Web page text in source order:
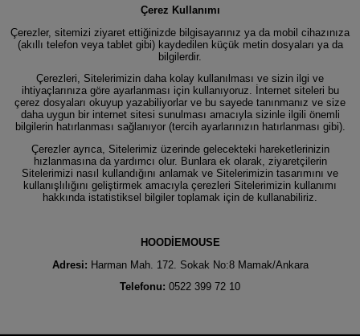
Çerez Kullanımı
Çerezler, sitemizi ziyaret ettiğinizde bilgisayarınız ya da mobil cihazınıza
(akıllı telefon veya tablet gibi) kaydedilen küçük metin dosyaları ya da
bilgilerdir.
Çerezleri, Sitelerimizin daha kolay kullanılması ve sizin ilgi ve
ihtiyaçlarınıza göre ayarlanması için kullanıyoruz. İnternet siteleri bu
çerez dosyaları okuyup yazabiliyorlar ve bu sayede tanınmanız ve size
daha uygun bir internet sitesi sunulması amacıyla sizinle ilgili önemli
bilgilerin hatırlanması sağlanıyor (tercih ayarlarınızın hatırlanması gibi).
Çerezler ayrıca, Sitelerimiz üzerinde gelecekteki hareketlerinizin
hızlanmasına da yardımcı olur. Bunlara ek olarak, ziyaretçilerin
Sitelerimizi nasıl kullandığını anlamak ve Sitelerimizin tasarımını ve
kullanışlılığını geliştirmek amacıyla çerezleri Sitelerimizin kullanımı
hakkında istatistiksel bilgiler toplamak için de kullanabiliriz.
HOODİEMOUSE
Adresi: Harman Mah. 172. Sokak No:8 Mamak/Ankara
Telefonu: 0522 399 72 10